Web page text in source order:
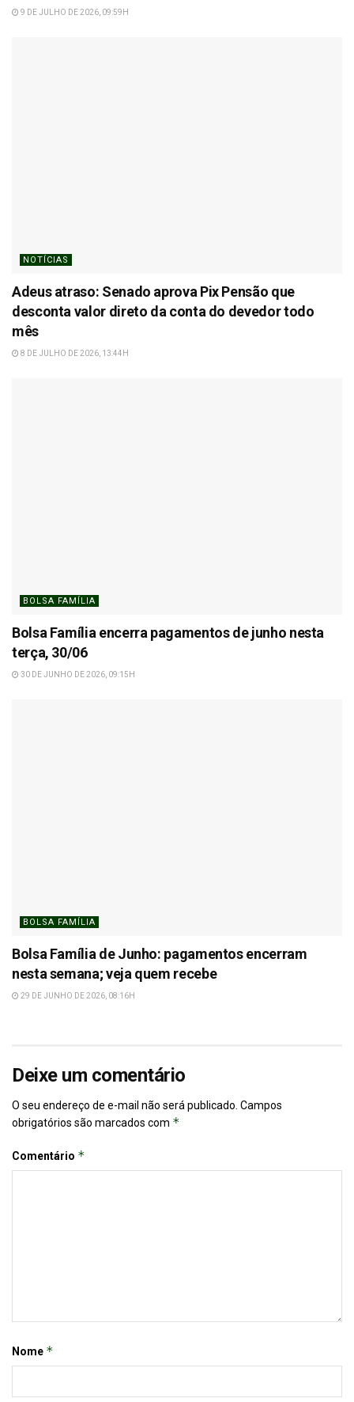
9 DE JULHO DE 2026, 09:59H
NOTÍCIAS
Adeus atraso: Senado aprova Pix Pensão que
desconta valor direto da conta do devedor todo
mês
8 DE JULHO DE 2026, 13:44H
BOLSA FAMÍLIA
Bolsa Família encerra pagamentos de junho nesta
terça, 30/06
30 DE JUNHO DE 2026, 09:15H
BOLSA FAMÍLIA
Bolsa Família de Junho: pagamentos encerram
nesta semana; veja quem recebe
29 DE JUNHO DE 2026, 08:16H
Deixe um comentário
O seu endereço de e-mail não será publicado. Campos
obrigatórios são marcados com *
Comentário *
Nome *